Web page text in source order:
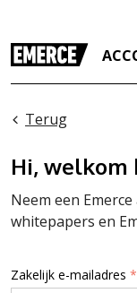
Terug
Hi, welkom
Neem een
whitepapers en
Zakelijk e-mailadres *